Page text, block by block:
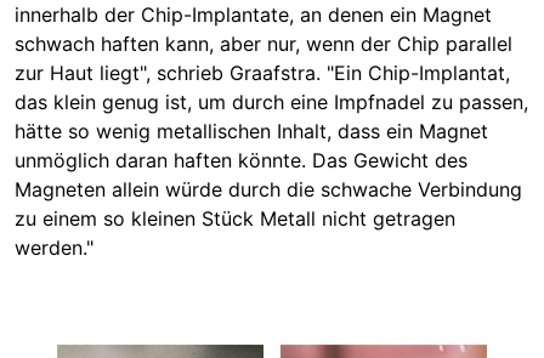
innerhalb der Chip-Implantate, an denen ein Magnet
schwach haften kann, aber nur, wenn der Chip parallel
zur Haut liegt", schrieb Graafstra. "Ein Chip-Implantat,
das klein genug ist, um durch eine Impfnadel zu passen,
hätte so wenig metallischen Inhalt, dass ein Magnet
unmöglich daran haften könnte. Das Gewicht des
Magneten allein würde durch die schwache Verbindung
zu einem so kleinen Stück Metall nicht getragen
werden."
Image